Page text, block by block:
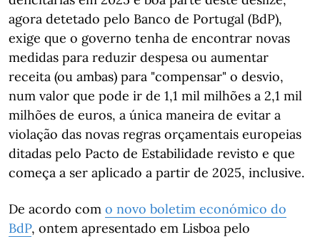
agora detetado pelo Banco de Portugal (BdP),
exige que o governo tenha de encontrar novas
medidas para reduzir despesa ou aumentar
receita (ou ambas) para "compensar" o desvio,
num valor que pode ir de 1,1 mil milhões a 2,1 mil
milhões de euros, a única maneira de evitar a
violação das novas regras orçamentais europeias
ditadas pelo Pacto de Estabilidade revisto e que
começa a ser aplicado a partir de 2025, inclusive.
De acordo com o novo boletim económico do
BdP, ontem apresentado em Lisboa pelo